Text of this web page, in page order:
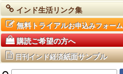
インド生活リンク集
無料トライアルお申込みフォーム
購読ご希望の方へ
日刊インド経済紙面サンプル